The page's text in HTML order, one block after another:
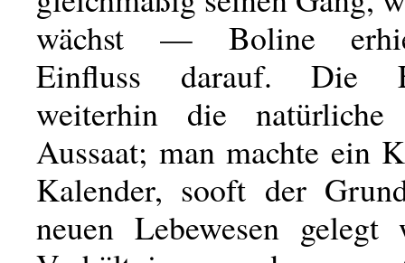
wächst — Boline
Einfluss darauf. Die
weiterhin die
Aussaat; man machte ein
Kalender, sooft der
neuen Lebewesen